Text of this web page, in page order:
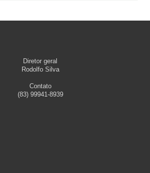
Diretor geral
Rodolfo Silva
Contato
(83) 99941-8939